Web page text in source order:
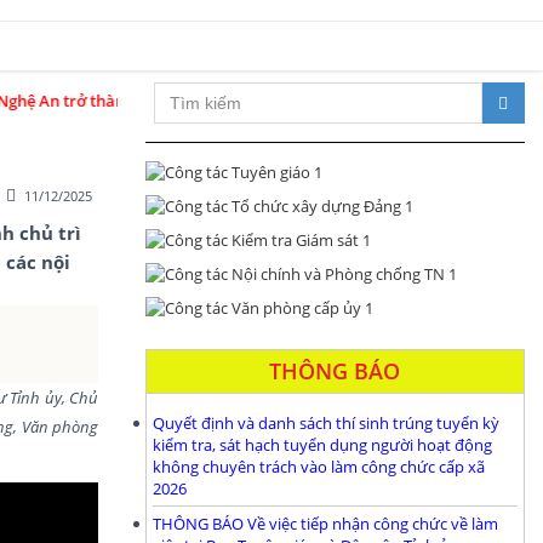
khá, cực tăng trưởng tầm quốc gia trong kỷ nguyên phát triển mới
11/12/2025
chủ trì
nội
Tỉnh ủy, Chủ
Văn phòng
THÔNG BÁO
Quyết định và danh sách thí sinh trúng tuyển kỳ
kiểm tra, sát hạch tuyển dụng người hoạt động
không chuyên trách vào làm công chức cấp xã
2026
THÔNG BÁO Về việc tiếp nhận công chức về làm